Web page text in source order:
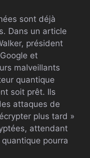
sont déjà
Dans un article
président
et
malveillants
quantique
soit prêt. Ils
attaques de
plus tard »
attendant
pourra